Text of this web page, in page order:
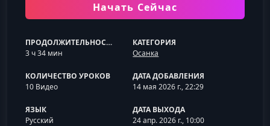
Начать Сейчас
ПРОДОЛЖИТЕЛЬНОСТЬ
3 ч 34 мин
КАТЕГОРИЯ
Осанка
КОЛИЧЕСТВО УРОКОВ
10 Видео
ДАТА ДОБАВЛЕНИЯ
14 мая 2026 г., 22:29
ЯЗЫК
Русский
ДАТА ВЫХОДА
24 апр. 2026 г., 10:00